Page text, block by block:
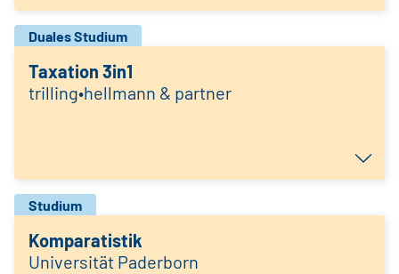
Duales Studium
Taxation 3in1
trilling•hellmann & partner
Studium
Komparatistik
Universität Paderborn